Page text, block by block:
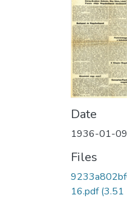
Date
1936-01-09
Files
16.pdf(3.51